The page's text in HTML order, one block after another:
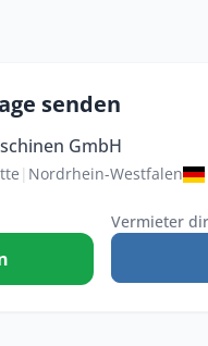
senden
GmbH
| Nordrhein-Westfalen
Vermieter